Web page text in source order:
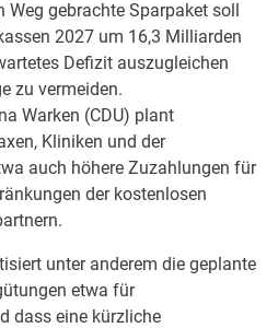
gebrachte Sparpaket soll
2027 um 16,3 Milliarden
Defizit auszugleichen
zu vermeiden.
Warken (CDU) plant
Kliniken und der
auch höhere Zuzahlungen für
der kostenlosen
unter anderem die geplante
etwa für
dass eine kürzliche